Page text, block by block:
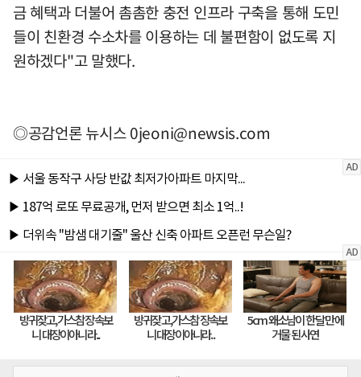
금 혜택과 더불어 촘촘한 충전 인프라 구축을 통해 도민
들이 친환경 수소차를 이용하는 데 불편함이 없도록 지
원하겠다"고 말했다.
◎공감언론 뉴시스0jeoni@newsis.com